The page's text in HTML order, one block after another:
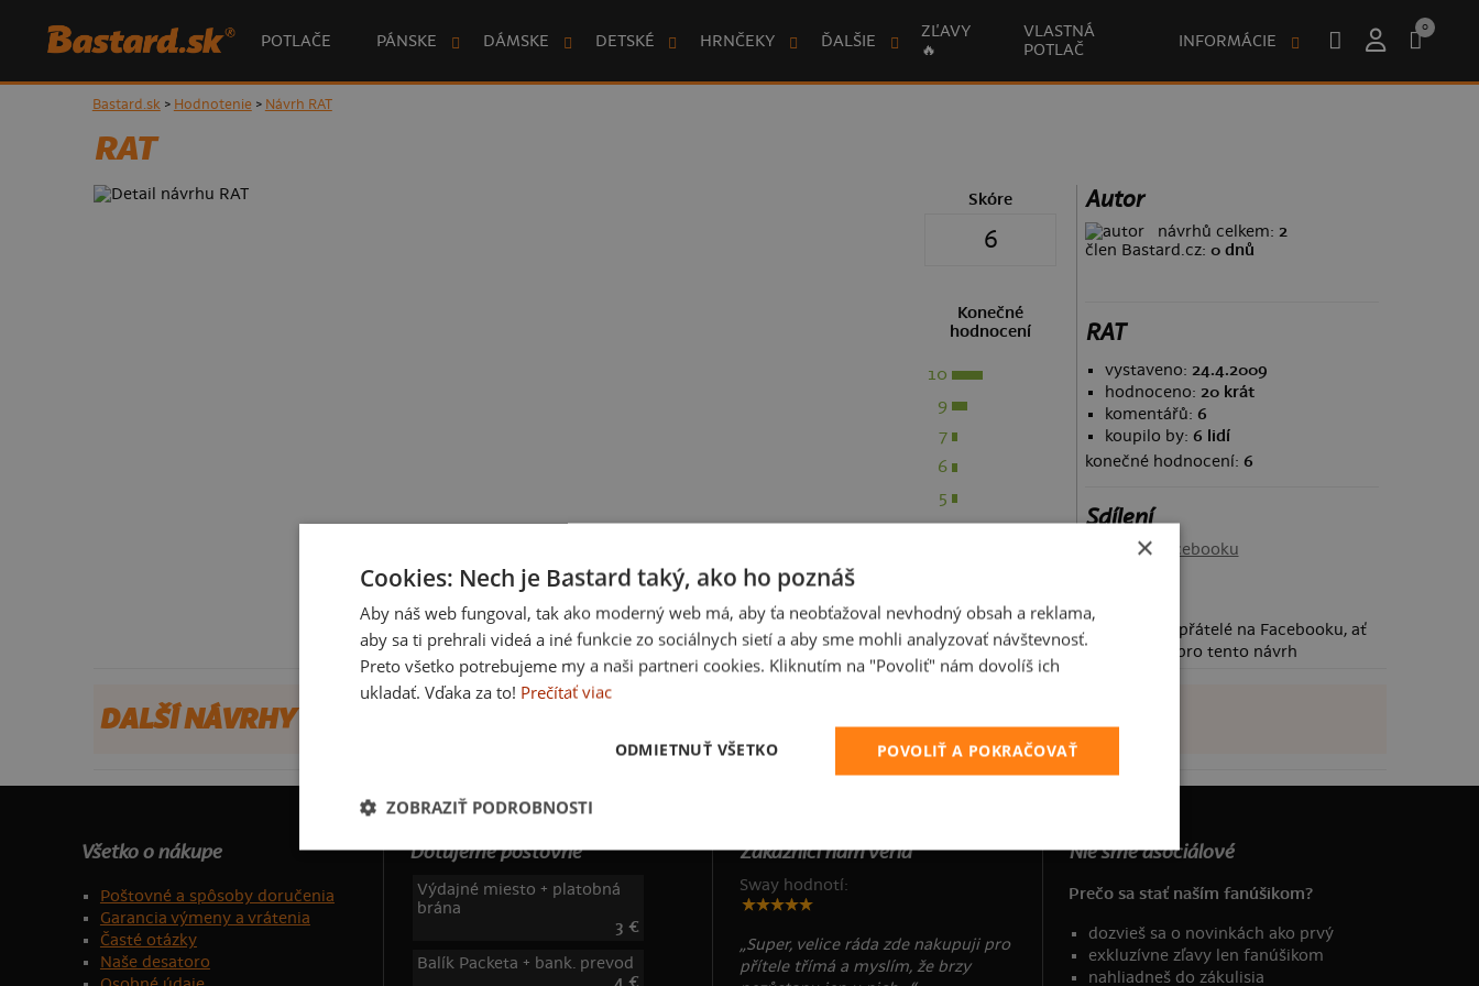
POTLAČE PÁNSKE DÁMSKE DETSKÉ HRNČEKY ĎALŠIE
ZĽAVY
🔥
VLASTNÁ
POTLAČ
INFORMÁCIE
0
Bastard.sk> Hodnotenie> Návrh RAT
RAT
Skóre
6
Konečné
hodnocení
10
9
7
6
5
3
Autor
návrhů celkem:2
člen Bastard.cz: 0 dnů
RAT
vystaveno: 24.4.2009
hodnoceno: 20 krát
komentářů: 6
koupilo by: 6 lidí
konečné hodnocení: 6
Sdílení
Sdílet na Facebooku
Požádej své přátelé na Facebooku, ať
taky hlasují pro tento návrh
DALŠÍ NÁVRHY OD JOZEFPADLO
Všetko o nákupe
Poštovné a spôsoby doručenia
Garancia výmeny a vrátenia
Časté otázky
Naše desatoro
Dotujeme poštovné
Výdajné miesto + platobná
brána
3 €
Balík Packeta + bank. prevod
Zákazníci nám veria
Sway hodnotí:
„Super, velice ráda zde nakupuji pro
přítele třímá a myslím, že brzy
Nie sme asociálové
Prečo sa stať naším fanúšikom?
dozvieš sa o novinkách ako prvý
exkluzívne zľavy len fanúšikom
nahliadneš do zákulisia
×
Cookies: Nech je Bastard taký, ako ho poznáš
Aby náš web fungoval, tak ako moderný web má, aby ťa neobťažoval nevhodný obsah a reklama,
aby sa ti prehrali videá a iné funkcie zo sociálnych sietí a aby sme mohli analyzovať návštevnosť.
Preto všetko potrebujeme my a naši partneri cookies. Kliknutím na "Povoliť" nám dovolíš ich
ukladať. Vďaka za to! Prečítať viac
POVOLIŤ A POKRAČOVAŤ
ODMIETNUŤ VŠETKO
ZOBRAZIŤ PODROBNOSTI